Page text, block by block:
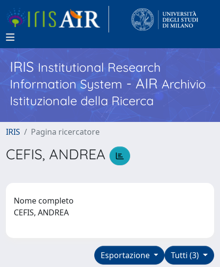
IRISInstitutional Research
Information System - AIR Archivio
Istituzionale della Ricerca
IRIS Pagina ricercatore
CEFIS, ANDREA
Nome completo
CEFIS, ANDREA
Tutti (3)
Esportazione